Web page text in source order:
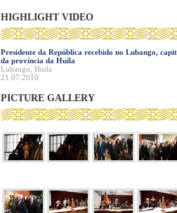
HIGHLIGHT VIDEO
Presidente da República recebido no Lubango,
da província da Huíla
Lubango, Huíla
21.07.2010
PICTURE GALLERY